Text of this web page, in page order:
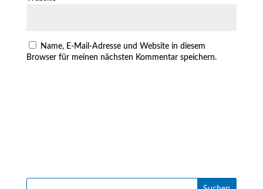
Name, E-Mail-Adresse und Website in diesem
Browser für meinen nächsten Kommentar speichern.